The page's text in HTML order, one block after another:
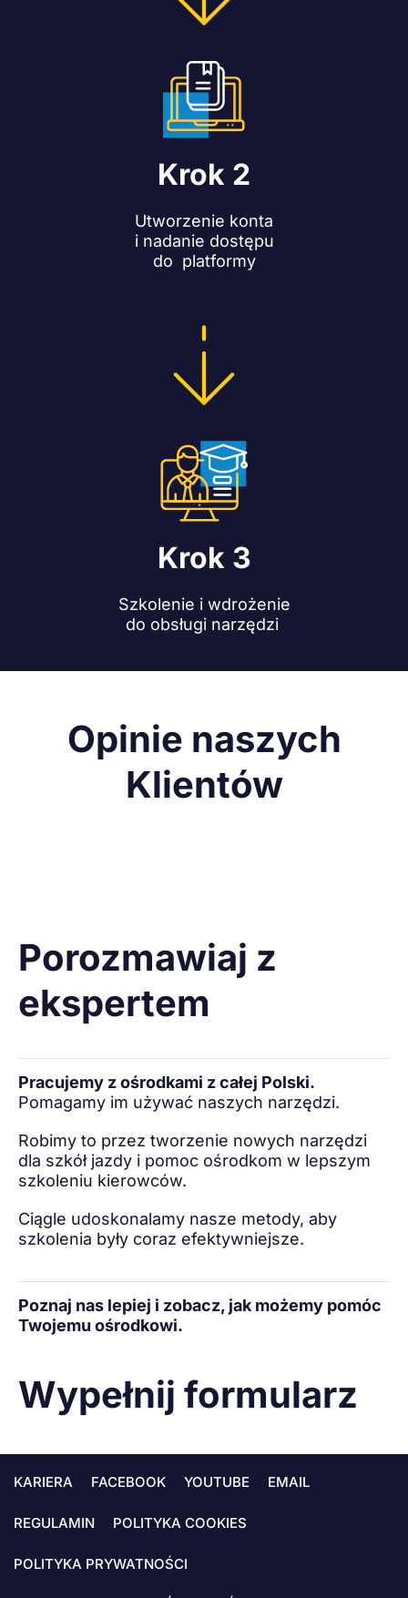
Krok 2
Utworzenie konta
i nadanie dostępu
do platformy
Krok 3
Szkolenie i wdrożenie
do obsługi narzędzi
Opinie naszych
Klientów
Porozmawiaj z
ekspertem
Pracujemy z ośrodkami z całej Polski.
Pomagamy im używać naszych narzędzi.
Robimy to przez tworzenie nowych narzędzi
dla szkół jazdy i pomoc ośrodkom w lepszym
szkoleniu kierowców.
Ciągle udoskonalamy nasze metody, aby
szkolenia były coraz efektywniejsze.
Poznaj nas lepiej i zobacz, jak możemy pomóc
Twojemu ośrodkowi.
Wypełnij formularz
KARIERA FACEBOOK YOUTUBE EMAIL
REGULAMIN POLITYKA COOKIES
POLITYKA PRYWATNOŚCI